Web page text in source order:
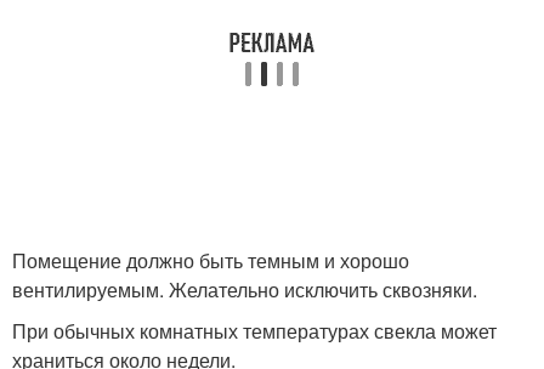
Помещение должно быть темным и хорошо
вентилируемым. Желательно исключить сквозняки.
При обычных комнатных температурах свекла может
храниться около недели.